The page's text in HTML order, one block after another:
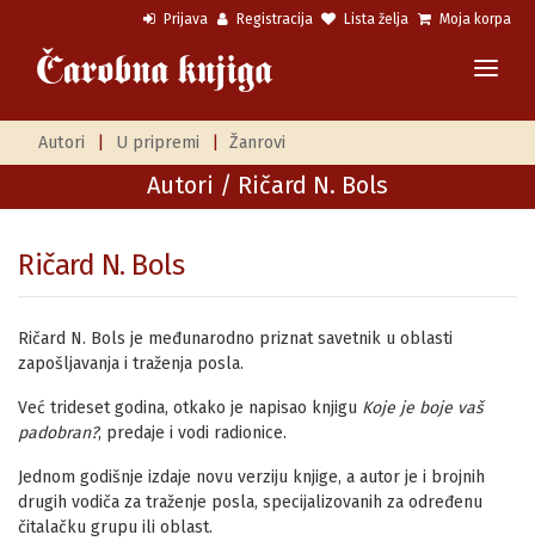
Prijava Registracija Lista želja Moja korpa
Autori U pripremi Žanrovi
Autori / Ričard N. Bols
Ričard N. Bols
Ričard N. Bols je međunarodno priznat savetnik u oblasti
zapošljavanja i traženja posla.
Već trideset godina, otkako je napisao knjigu Koje je boje vaš
padobran?, predaje i vodi radionice.
Jednom godišnje izdaje novu verziju knjige, a autor je i brojnih
drugih vodiča za traženje posla, specijalizovanih za određenu
čitalačku grupu ili oblast.